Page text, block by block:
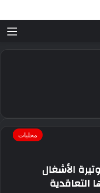
محليات
الأشغال
التعاقدية